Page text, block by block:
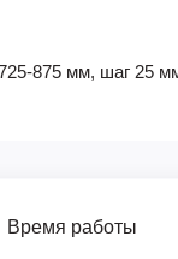
875 мм, шаг 25
Время работы